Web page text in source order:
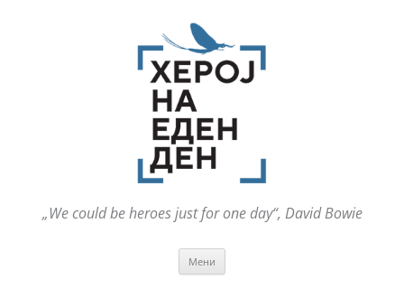
„We could be heroes just for one day“, David Bowie
Мени